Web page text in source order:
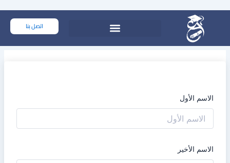
المحتوى
اتصل بنا
الاسم الأول
الاسم الأخير